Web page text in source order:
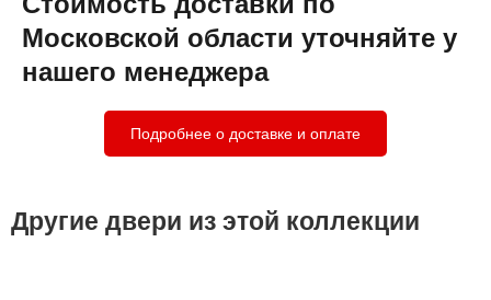
Московской области уточняйте у
нашего менеджера
Подробнее о доставке и оплате
Другие двери из этой коллекции